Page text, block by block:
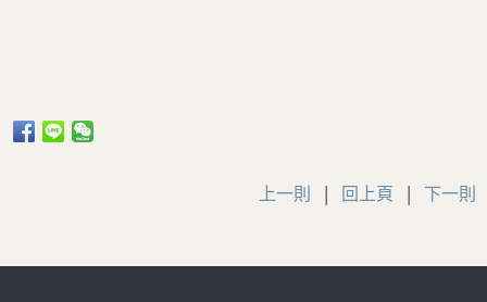
上一則 | 回上頁 | 下一則